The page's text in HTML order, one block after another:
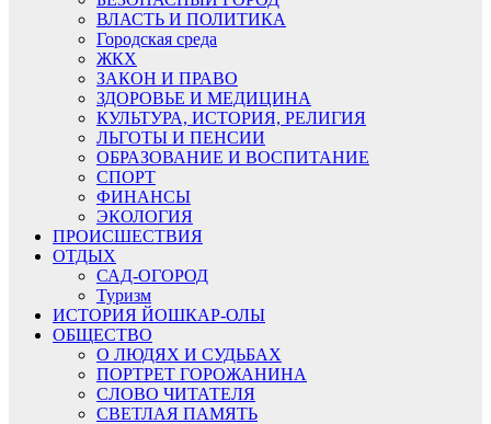
ВЛАСТЬ И ПОЛИТИКА
Городская среда
ЖКХ
ЗАКОН И ПРАВО
ЗДОРОВЬЕ И МЕДИЦИНА
КУЛЬТУРА, ИСТОРИЯ, РЕЛИГИЯ
ЛЬГОТЫ И ПЕНСИИ
ОБРАЗОВАНИЕ И ВОСПИТАНИЕ
СПОРТ
ФИНАНСЫ
ЭКОЛОГИЯ
ПРОИСШЕСТВИЯ
ОТДЫХ
САД-ОГОРОД
Туризм
ИСТОРИЯ ЙОШКАР-ОЛЫ
ОБЩЕСТВО
О ЛЮДЯХ И СУДЬБАХ
ПОРТРЕТ ГОРОЖАНИНА
СЛОВО ЧИТАТЕЛЯ
СВЕТЛАЯ ПАМЯТЬ